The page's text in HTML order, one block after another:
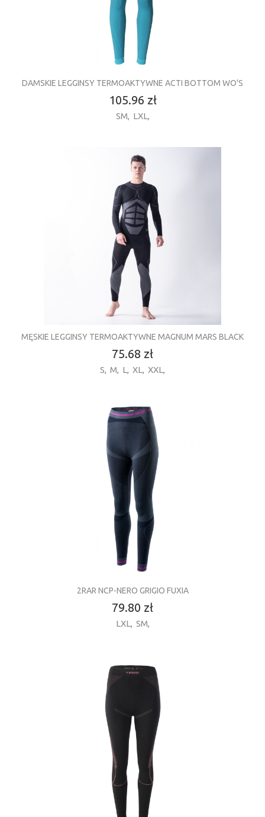
DAMSKIE LEGGINSY TERMOAKTYWNE ACTI BOTTOM WO'S
105.96 zł
SM, LXL,
MĘSKIE LEGGINSY TERMOAKTYWNE MAGNUM MARS BLACK
75.68 zł
S, M, L, XL, XXL,
2RAR NCP-NERO GRIGIO FUXIA
79.80 zł
LXL, SM,